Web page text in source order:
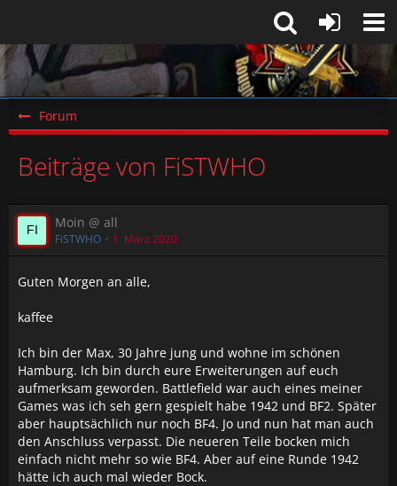
Forum
Beiträge von FiSTWHO
Moin @ all
FiSTWHO 1. März 2020
Guten Morgen an alle,
kaffee
Ich bin der Max, 30 Jahre jung und wohne im schönen
Hamburg. Ich bin durch eure Erweiterungen auf euch
aufmerksam geworden. Battlefield war auch eines meiner
Games was ich seh gern gespielt habe 1942 und BF2. Später
aber hauptsächlich nur noch BF4. Jo und nun hat man auch
den Anschluss verpasst. Die neueren Teile bocken mich
einfach nicht mehr so wie BF4. Aber auf eine Runde 1942
hätte ich auch mal wieder Bock.